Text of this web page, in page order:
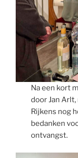
Na een kort
door Jan
Rijkens nog
bedanken
ontvangst.